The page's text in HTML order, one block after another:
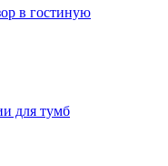
в гостиную
для тумб